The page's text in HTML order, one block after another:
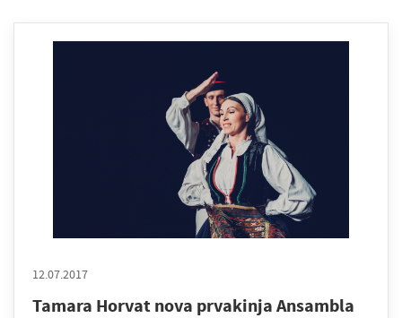
12.07.2017
Tamara Horvat nova prvakinja Ansambla